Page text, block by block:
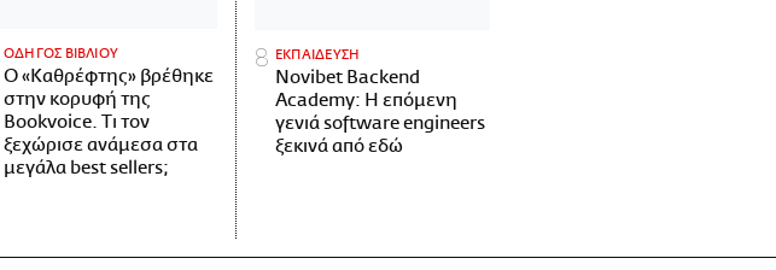
ΟΔΗΓΟΣ ΒΙΒΛΙΟΥ
Ο «Καθρέφτης» βρέθηκε
στην κορυφή της
Bookvoice. Τι τον
ξεχώρισε ανάμεσα στα
μεγάλα best sellers;
ΕΚΠΑΙΔΕΥΣΗ
Novibet Backend
Academy: Η επόμενη
γενιά software engineers
ξεκινά από εδώ